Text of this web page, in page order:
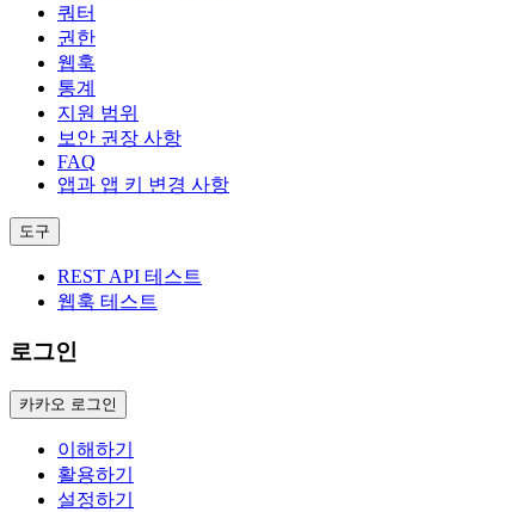
쿼터
권한
웹훅
통계
지원 범위
보안 권장 사항
FAQ
앱과 앱 키 변경 사항
도구
REST API 테스트
웹훅 테스트
로그인
카카오 로그인
이해하기
활용하기
설정하기